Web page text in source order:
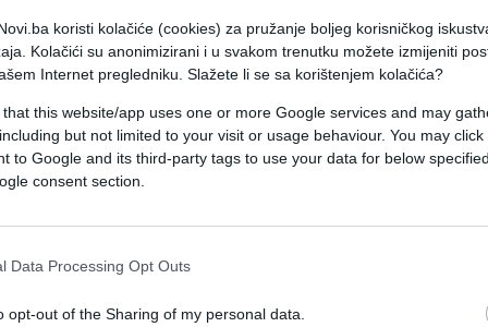
koristi kolačiće (cookies) za pružanje boljeg korisničkog
Kolačići su anonimizirani i u svakom trenutku možete izmijeniti
Internet pregledniku. Slažete li se sa korištenjem kolačića?
that this website/app uses one or more Google services and may
but not limited to your visit or usage behaviour. You may
to Google and its third-party tags to use your data for below
consent section.
Data Processing Opt Outs
opt-out of the Sharing of my personal data.
MISLILA JE DA SU JOJ SNOVI
POSTALI STVARNOST, ALI.. :'Otišla
sam raditi u Austriju. Obećali su mi
plaću od 400 eura mjesečno.
Pogledajte kako su me izvarali'
Saznaj više